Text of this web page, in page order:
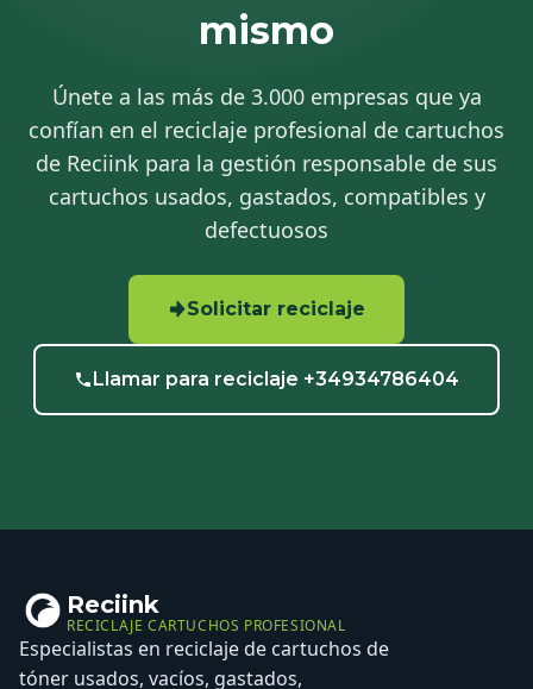
mismo
Únete a las más de 3.000 empresas que ya
confían en el reciclaje profesional de cartuchos
de Reciink para la gestión responsable de sus
cartuchos usados, gastados, compatibles y
defectuosos
Solicitar reciclaje
Llamar para reciclaje +34934786404
Reciink
RECICLAJE CARTUCHOS PROFESIONAL
Especialistas en reciclaje de cartuchos de
tóner usados, vacíos, gastados,